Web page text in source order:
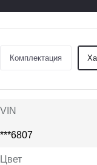
Комплектация
VIN
***6807
Цвет